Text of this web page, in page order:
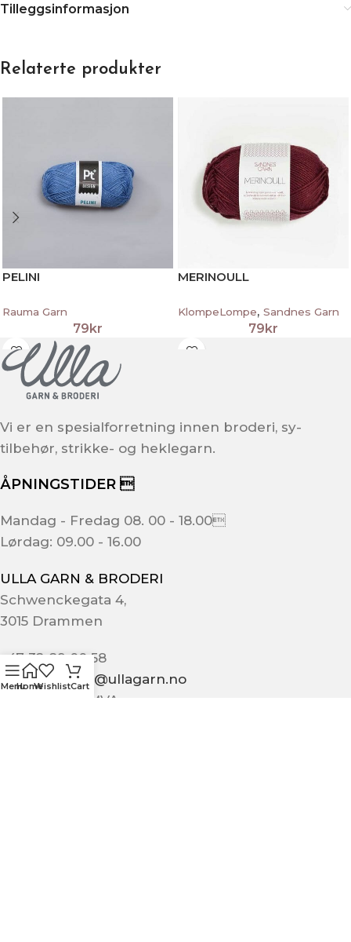
Tilleggsinformasjon
Relaterte produkter
PELINI
Rauma Garn
79kr
MERINOULL
KlompeLompe, Sandnes Garn
79kr
Vi er en spesialforretning innen broderi, sy-
tilbehør, strikke- og heklegarn.
ÅPNINGSTIDER 
Mandag - Fredag 08. 00 - 18.00
Lørdag: 09.00 - 16.00
ULLA GARN & BRODERI
Schwenckegata 4,
3015 Drammen
+47 32 89 00 58
kundeservice@ullagarn.no
974 802 236 MVA
MenuHomeWishlistCart